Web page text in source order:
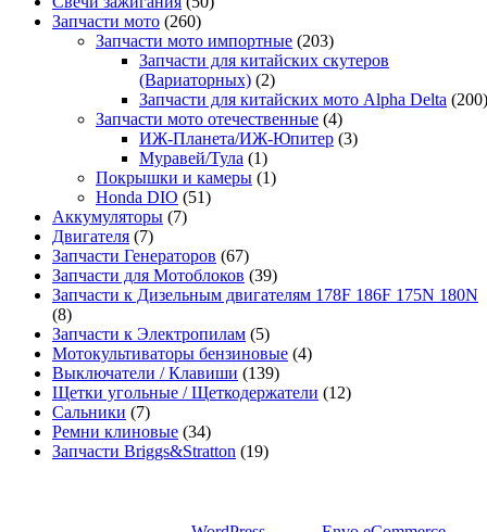
Запчасти мото (260)
Запчасти мото импортные (203)
Запчасти для китайских скутеров
(Вариаторных) (2)
Запчасти для китайских мото Alpha Delta (200)
Запчасти мото отечественные (4)
ИЖ-Планета/ИЖ-Юпитер (3)
Муравей/Тула (1)
Покрышки и камеры (1)
Honda DIO (51)
Аккумуляторы (7)
Двигателя (7)
Запчасти Генераторов (67)
Запчасти для Мотоблоков (39)
Запчасти к Дизельным двигателям 178F 186F 175N 180N
(8)
Запчасти к Электропилам (5)
Мотокультиваторы бензиновые (4)
Выключатели / Клавиши (139)
Щетки угольные / Щеткодержатели (12)
Сальники (7)
Ремни клиновые (34)
Запчасти Briggs&Stratton (19)